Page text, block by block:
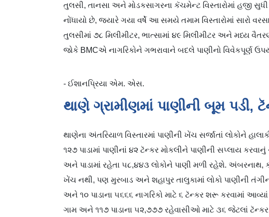
તુલસી, તાનસા અને મોડકસાગરના કૅચમેન્ટ વિસ્તારોમાં હજી સુધી
નોંધાયો છે, જ્યારે ગયા વર્ષે આ સમયે તમામ વિસ્તારોમાં સારો
તુલસીમાં ૭૮ મિલીમીટર, ભાત્સામાં ૪૯ મિલીમીટર અને મધ્ય
જોકે BMCએ નાગરિકોને ગભરાવાને બદલે પાણીનો વિવેકપૂર્ણ
- ઈશાનપ્રિયા એમ. એસ.
થાણે ગ્રામીણમાં પાણીની બૂમ પડી,
થાણેના અંતરિયાળ વિસ્તારમાં પાણીની ખેંચ સર્જાતાં લોકોને
૧૨૭ પાડામાં પાણીનાં ૪૨ ટૅન્કર મોકલીને પાણીની સપ્લાય
અને પાડામાં રહેતા ૫૮,૪૪૩ લોકોને પાણી મળી રહેશે. અંબરનાથ,
ખેંચ નથી, પણ મુરબાડ અને શહાપુર તાલુકામાં લોકો પાણીની
અને ૧૦ પાડાના ૫૬૬૬ નાગરિકો માટે ૬ ટૅન્કર શરૂ કરવામાં
ગામ અને ૧૧૭ પાડાના ૫૨,૭૭૭ રહેવાસીઓ માટે ૩૬ જેટલાં